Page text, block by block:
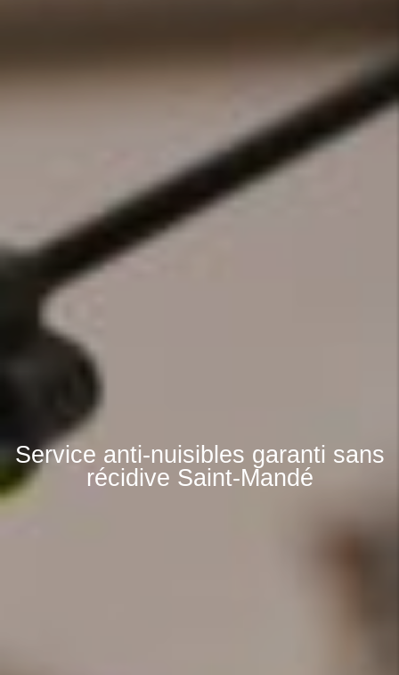
Service anti-nuisibles garanti sans
récidive Saint-Mandé